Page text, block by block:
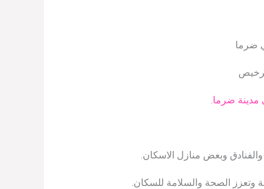
ضرما
مدينة ضرما
وبعض منازل الاسكان.
وتعزز الصحة والسلامة للسكان.